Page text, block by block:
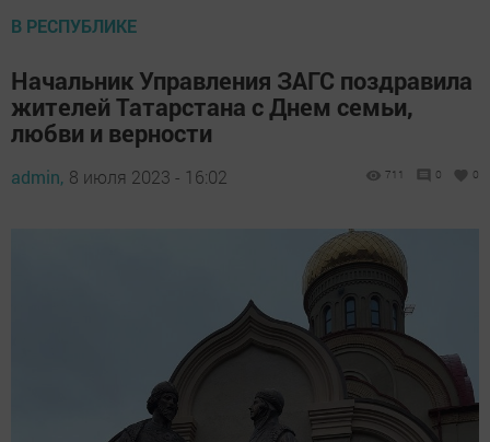
В РЕСПУБЛИКЕ
Начальник Управления ЗАГС поздравила
жителей Татарстана с Днем семьи,
любви и верности
admin, 8 июля 2023 - 16:02 711 0 0